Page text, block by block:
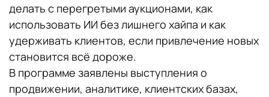
делать с перегретыми аукционами, как
использовать ИИ без лишнего хайпа и как
удерживать клиентов, если привлечение новых
становится всё дороже.
В программе заявлены выступления о
продвижении, аналитике, клиентских базах,